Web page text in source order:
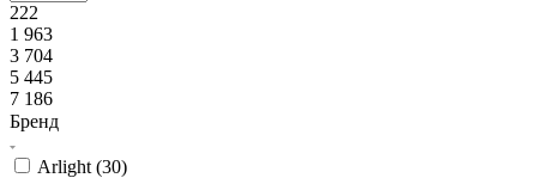
222
1 963
3 704
5 445
7 186
Бренд
Arlight (30)